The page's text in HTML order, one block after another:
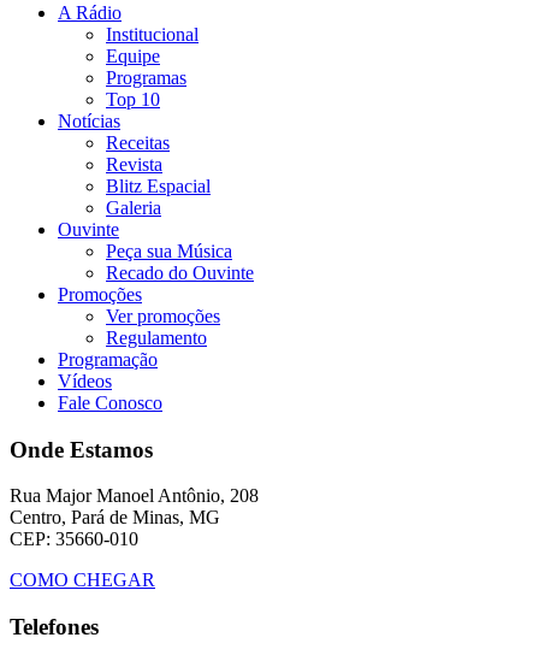
A Rádio
Institucional
Equipe
Programas
Top 10
Notícias
Receitas
Revista
Blitz Espacial
Galeria
Ouvinte
Peça sua Música
Recado do Ouvinte
Promoções
Ver promoções
Regulamento
Programação
Vídeos
Fale Conosco
Onde Estamos
Rua Major Manoel Antônio, 208
Centro, Pará de Minas, MG
CEP: 35660-010
COMO CHEGAR
Telefones